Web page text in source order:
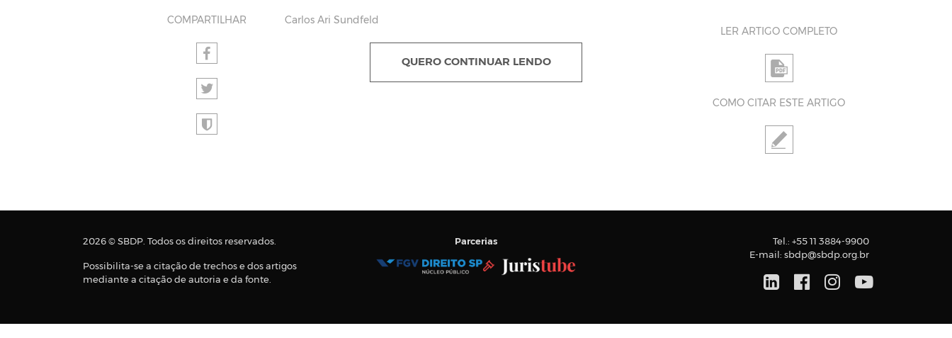
COMPARTILHAR Carlos Ari Sundfeld
QUERO CONTINUAR LENDO
LER ARTIGO COMPLETO
COMO CITAR ESTE ARTIGO
2026 © SBDP. Todos os direitos reservados.
Possibilita-se a citação de trechos e dos artigos
mediante a citação de autoria e da fonte.
Parcerias Tel.: +55 11 3884-9900
E-mail: sbdp@sbdp.org.br